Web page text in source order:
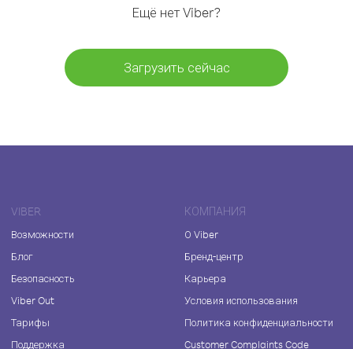
Ещё нет Viber?
Загрузить сейчас
VIBER
Возможности
Блог
Безопасность
Viber Out
Тарифы
Поддержка
КОМПАНИЯ
О Viber
Бренд-центр
Карьера
Условия использования
Политика конфиденциальности
Customer Complaints Code